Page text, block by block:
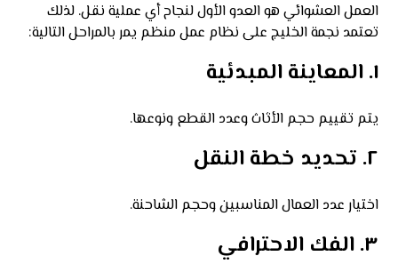
العمل العشوائي هو العدو الأول لنجاح أي عملية نقل. لذلك
تعتمد نجمة الخليج على نظام عمل منظم يمر بالمراحل التالية:
١. المعاينة المبدئية
يتم تقييم حجم الأثاث وعدد القطع ونوعها.
٢. تحديد خطة النقل
اختيار عدد العمال المناسبين وحجم الشاحنة.
٣. الفك الاحترافي